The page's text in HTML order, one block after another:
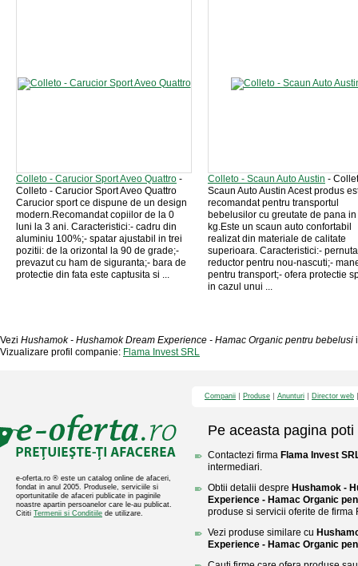
Colleto - Carucior Sport Aveo Quattro -
Colleto - Carucior Sport Aveo Quattro
Carucior sport ce dispune de un design
modern.Recomandat copiilor de la 0
luni la 3 ani. Caracteristici:- cadru din
aluminiu 100%;- spatar ajustabil in trei
pozitii: de la orizontal la 90 de grade;-
prevazut cu ham de siguranta;- bara de
protectie din fata este captusita si ...
Colleto - Scaun Auto Austin -
Scaun Auto Austin Acest produs
recomandat pentru transportul
bebelusilor cu greutate de pana
kg.Este un scaun auto confortabil
realizat din materiale de calitate
superioara. Caracteristici:-
reductor pentru nou-nascuti;-
pentru transport;- ofera protectie
in cazul unui ...
Vezi Hushamok - Hushamok Dream Experience - Hamac Organic pentru bebelusi
Vizualizare profil companie: Flama Invest SRL
e-oferta.ro ® este un catalog online de afaceri,
fondat in anul 2005. Produsele, serviciile si
oportunitatile de afaceri publicate in paginile
noastre apartin persoanelor care le-au publicat.
Cititi Termenii si Conditiile de utilizare.
Companii Produse Anunturi Director web
Pe aceasta pagina poti
Contactezi firma Flama Invest
intermediari.
Obtii detalii despre Hushamok -
Experience - Hamac Organic
produse si servicii oferite de firma
Vezi produse similare cu
Experience - Hamac Organic